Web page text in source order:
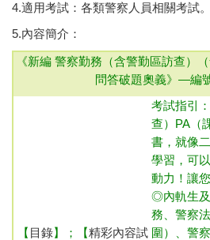
4.適用考試：各類警察人員相關考試。
5.內容簡介：
《新編 警察勤務（含警勤區訪查）
問答破題奧義》—編
【 目錄】；【精彩內容試
考試指引：
查）
PA（
書，就像
學習，可
動力！讓
◎內軌生
務、警察
圍）、警